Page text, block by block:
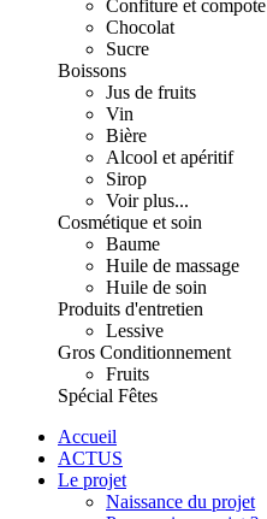
Confiture et compote
Chocolat
Sucre
Boissons
Jus de fruits
Vin
Bière
Alcool et apéritif
Sirop
Voir plus...
Cosmétique et soin
Baume
Huile de massage
Huile de soin
Produits d'entretien
Lessive
Gros Conditionnement
Fruits
Spécial Fêtes
Accueil
ACTUS
Le projet
Naissance du projet